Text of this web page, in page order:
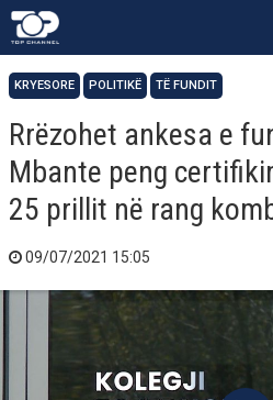
KRYESORE POLITIKË TË FUNDIT
Rrëzohet ankesa e
Mbante peng
25 prillit në rang
09/07/2021 15:05